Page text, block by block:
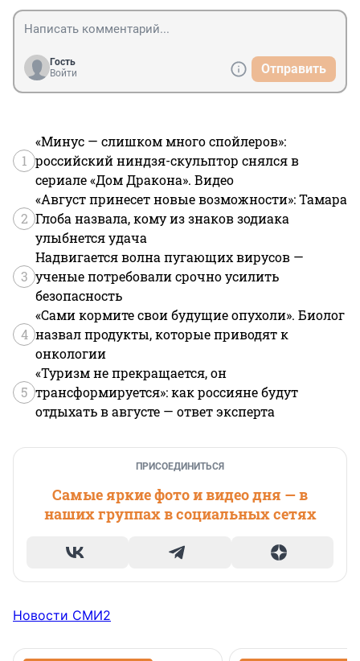
Гость
Войти
Отправить
1
«Минус — слишком много спойлеров»:
российский ниндзя-скульптор снялся в
сериале «Дом Дракона». Видео
2
«Август принесет новые возможности»: Тамара
Глоба назвала, кому из знаков зодиака
улыбнется удача
3
Надвигается волна пугающих вирусов —
ученые потребовали срочно усилить
безопасность
4
«Сами кормите свои будущие опухоли». Биолог
назвал продукты, которые приводят к
онкологии
5
«Туризм не прекращается, он
трансформируется»: как россияне будут
отдыхать в августе — ответ эксперта
ПРИСОЕДИНИТЬСЯ
Самые яркие фото и видео дня — в
наших группах в социальных сетях
Новости СМИ2